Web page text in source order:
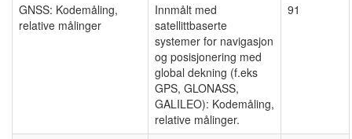
GNSS: Kodemåling,
relative målinger
Innmålt med
satellittbaserte
systemer for navigasjon
og posisjonering med
global dekning (f.eks
GPS, GLONASS,
GALILEO): Kodemåling,
relative målinger.
91